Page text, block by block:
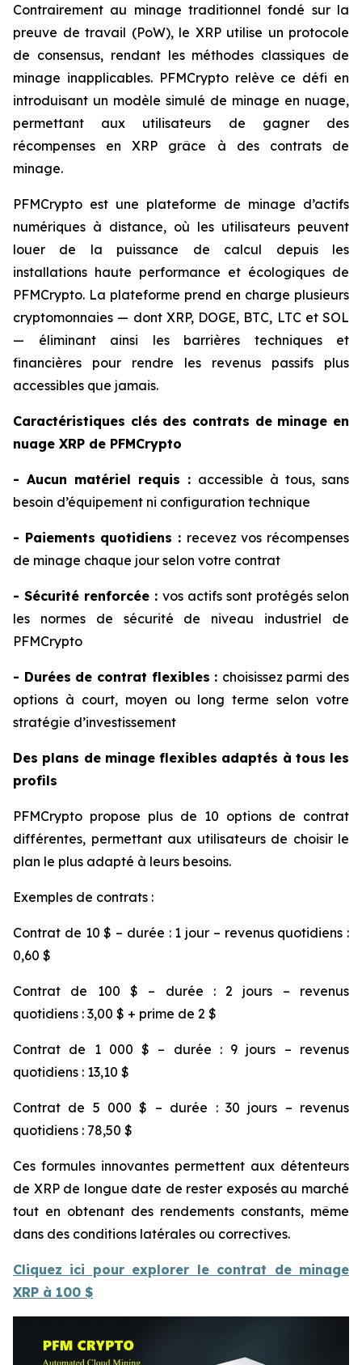
Contrairement au minage traditionnel fondé sur la
preuve de travail (PoW), le XRP utilise un protocole
de consensus, rendant les méthodes classiques de
minage inapplicables. PFMCrypto relève ce défi en
introduisant un modèle simulé de minage en nuage,
permettant aux utilisateurs de gagner des
récompenses en XRP grâce à des contrats de
minage.
PFMCrypto est une plateforme de minage d’actifs
numériques à distance, où les utilisateurs peuvent
louer de la puissance de calcul depuis les
installations haute performance et écologiques de
PFMCrypto. La plateforme prend en charge plusieurs
cryptomonnaies — dont XRP, DOGE, BTC, LTC et SOL
— éliminant ainsi les barrières techniques et
financières pour rendre les revenus passifs plus
accessibles que jamais.
Caractéristiques clés des contrats de minage en
nuage XRP de PFMCrypto
- Aucun matériel requis : accessible à tous, sans
besoin d’équipement ni configuration technique
- Paiements quotidiens : recevez vos récompenses
de minage chaque jour selon votre contrat
- Sécurité renforcée : vos actifs sont protégés selon
les normes de sécurité de niveau industriel de
PFMCrypto
- Durées de contrat flexibles : choisissez parmi des
options à court, moyen ou long terme selon votre
stratégie d’investissement
Des plans de minage flexibles adaptés à tous les
profils
PFMCrypto propose plus de 10 options de contrat
différentes, permettant aux utilisateurs de choisir le
plan le plus adapté à leurs besoins.
Exemples de contrats :
Contrat de 10 $ – durée : 1 jour – revenus quotidiens :
0,60 $
Contrat de 100 $ – durée : 2 jours – revenus
quotidiens : 3,00 $ + prime de 2 $
Contrat de 1 000 $ – durée : 9 jours – revenus
quotidiens : 13,10 $
Contrat de 5 000 $ – durée : 30 jours – revenus
quotidiens : 78,50 $
Ces formules innovantes permettent aux détenteurs
de XRP de longue date de rester exposés au marché
tout en obtenant des rendements constants, même
dans des conditions latérales ou correctives.
Cliquez ici pour explorer le contrat de minage
XRP à 100 $